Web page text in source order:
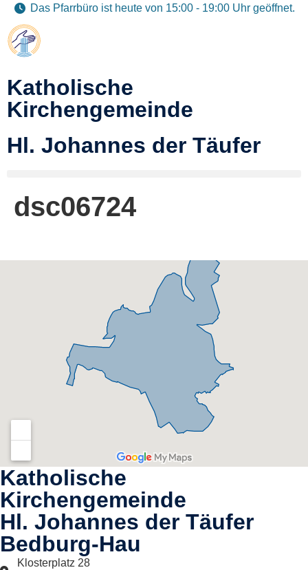
Das Pfarrbüro ist heute von 15:00 - 19:00 Uhr geöffnet.
Katholische
Kirchengemeinde
Hl. Johannes der Täufer
dsc06724
Katholische
Kirchengemeinde
Hl. Johannes der Täufer
Bedburg-Hau​
Klosterplatz 28